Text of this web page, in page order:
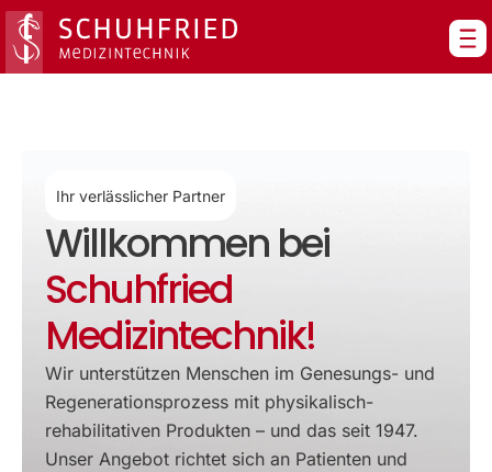
Zum
Inhalt
springen
Ihr verlässlicher Partner
Willkommen bei
Schuhfried
Medizintechnik!
Wir unterstützen Menschen im Genesungs- und
Regenerationsprozess mit physikalisch-
rehabilitativen Produkten – und das seit 1947.
Unser Angebot richtet sich an Patienten und